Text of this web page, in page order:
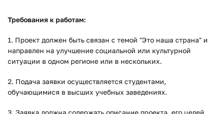
Требования к работам:
1. Проект должен быть связан с темой "Это наша страна" и
направлен на улучшение социальной или культурной
ситуации в одном регионе или в нескольких.
2. Подача заявки осуществляется студентами,
обучающимися в высших учебных заведениях.
3. Заявка должна содержать описание проекта, его целей,